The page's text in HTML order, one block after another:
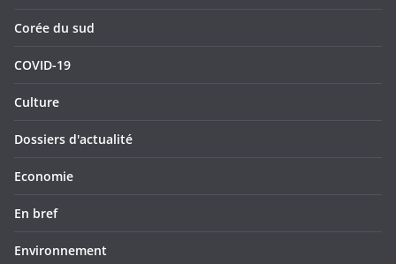
Corée du sud
COVID-19
Culture
Dossiers d'actualité
Economie
En bref
Environnement